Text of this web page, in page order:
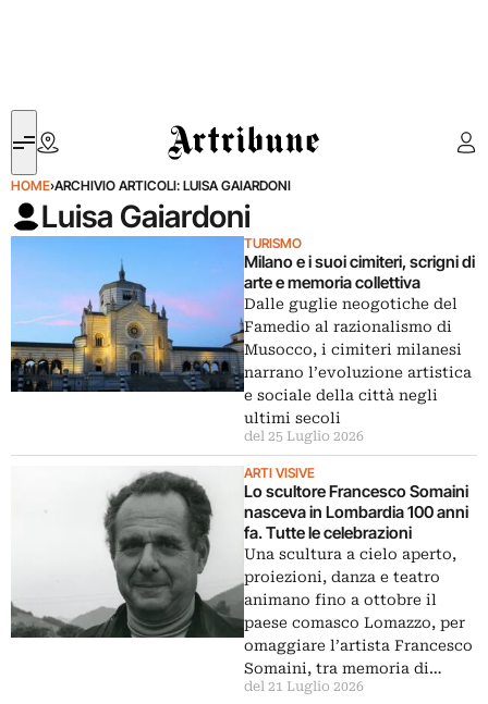
Artribune
HOME›ARCHIVIO ARTICOLI: LUISA GAIARDONI
Luisa Gaiardoni
TURISMO
Milano e i suoi cimiteri, scrigni di
arte e memoria collettiva
Dalle guglie neogotiche del
Famedio al razionalismo di
Musocco, i cimiteri milanesi
narrano l’evoluzione artistica
e sociale della città negli
ultimi secoli
del 25 Luglio 2026
ARTI VISIVE
Lo scultore Francesco Somaini
nasceva in Lombardia 100 anni
fa. Tutte le celebrazioni
Una scultura a cielo aperto,
proiezioni, danza e teatro
animano fino a ottobre il
paese comasco Lomazzo, per
omaggiare l’artista Francesco
Somaini, tra memoria di…
del 21 Luglio 2026